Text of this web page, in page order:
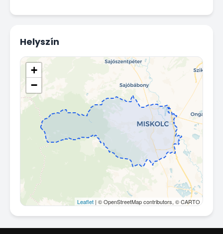
Helyszín
+
−
Leaflet | © OpenStreetMap contributors, © CARTO